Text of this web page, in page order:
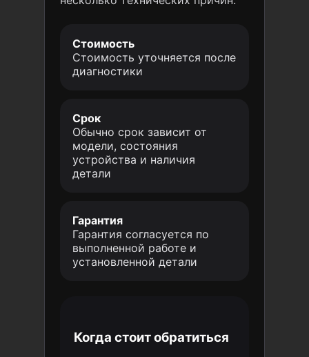
Стоимость
Стоимость уточняется после
диагностики
Срок
Обычно срок зависит от
модели, состояния
устройства и наличия
детали
Гарантия
Гарантия согласуется по
выполненной работе и
установленной детали
Когда стоит обратиться